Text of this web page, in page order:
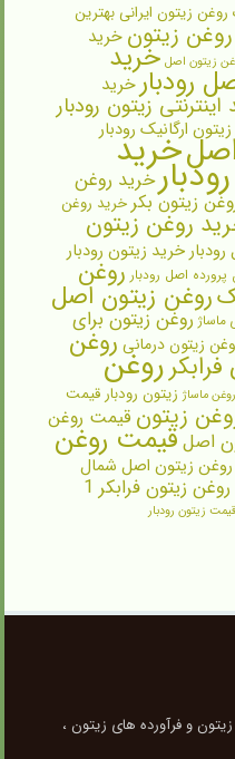
زیتون ایرانی بهترین
زیتون خرید
زیتون اصل خرید
رودبار خرید
زیتون رودبار
ارگانیک رودبار
خرید
خرید روغن
زیتون بکر خرید روغن
روغن زیتون
خرید زیتون رودبار
اصل رودبار روغن
روغن زیتون اصل
ماساژ روغن زیتون برای
زیتون درمانی روغنروغن
روغن ماساژ زیتون رودبار قیمت
زیتون قیمت روغن
اصلقیمت روغن
زیتون اصل شمال
قیمت روغن زیتون فرابکر 1
قیمت زیتون رودبار
و فرآورده های زیتون ،